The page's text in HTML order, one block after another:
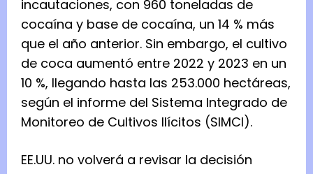
incautaciones, con 960 toneladas de
cocaína y base de cocaína, un 14 % más
que el año anterior. Sin embargo, el cultivo
de coca aumentó entre 2022 y 2023 en un
10 %, llegando hasta las 253.000 hectáreas,
según el informe del Sistema Integrado de
Monitoreo de Cultivos Ilícitos (SIMCI).
EE.UU. no volverá a revisar la decisión